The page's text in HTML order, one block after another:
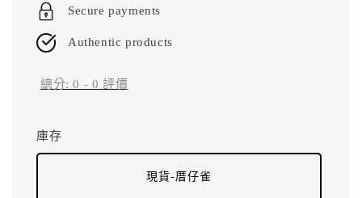
Secure payments
Authentic products
總分:0 - 0 評價
庫存
現貨-厝仔雀